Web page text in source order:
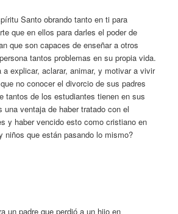
Santo obrando tanto en ti para
que en ellos para darles el poder de
que son capaces de enseñar a otros
tantos problemas en su propia vida.
a explicar, aclarar, animar, y motivar a vivir
no conocer el divorcio de sus padres
tantos de los estudiantes tienen en sus
una ventaja de haber tratado con el
y haber vencido esto como cristiano en
niños que están pasando lo mismo?
un padre que perdió a un hijo en